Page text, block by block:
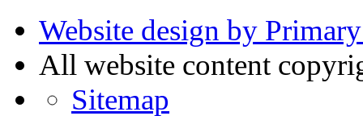
Website design by
All website content
Sitemap